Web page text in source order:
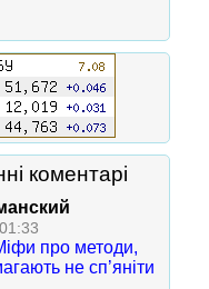
коментарі
про методи,
не сп’яніти